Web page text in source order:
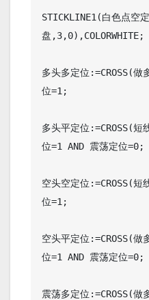
STICKLINE1(白色点空
盘,3,0),COLORWHITE;
多头多定位:=CROSS(
位=1;
多头平定位:=CROSS(
位=1 AND 震荡定位=0;
空头空定位:=CROSS(
位=1;
空头平定位:=CROSS(
位=1 AND 震荡定位=0;
震荡多定位:=CROSS(